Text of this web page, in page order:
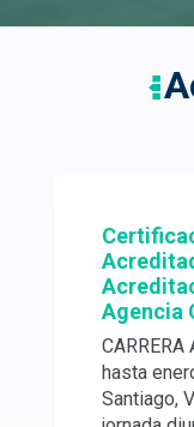
Agencia
CARRERA
hasta
Santiago,